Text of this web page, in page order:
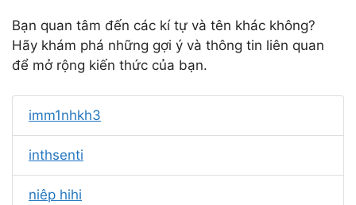
Bạn quan tâm đến các kí tự và tên khác không?
Hãy khám phá những gợi ý và thông tin liên quan
để mở rộng kiến thức của bạn.
imm1nhkh3
inthsenti
niêp hihi